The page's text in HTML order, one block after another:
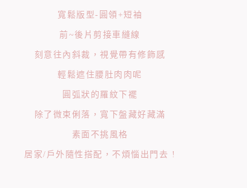
寬鬆版型-圓領+短袖
前~後片剪接車縫線
刻意往內斜裁，視覺帶有修飾感
輕鬆遮住腰肚肉肉呢
圓弧狀的羅紋下襬
除了微束俐落，寬下盤藏好藏滿
素面不挑風格
居家/戶外隨性搭配，不煩惱出門去 !